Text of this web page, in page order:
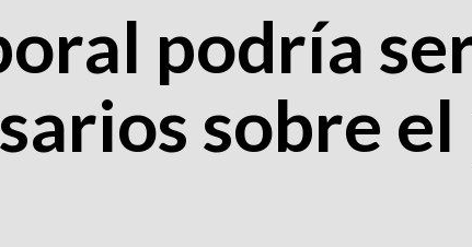
podría
sobre